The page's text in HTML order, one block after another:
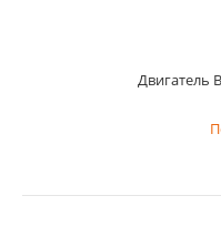
Двигатель
Двигатель